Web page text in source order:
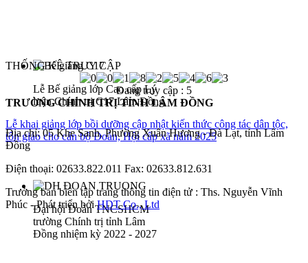
Lễ khai giảng lớp bồi dưỡng cập nhật kiến thức công tác dân tộc,
tôn giáo cho cán bộ Đoàn, Hội cấp xã năm 2025
Lễ Bế giảng lớp Cao cấp Lý
luận Chính trị C17 Lâm Đồng
Đại hội Đoàn TNCSHCM
trường Chính trị tỉnh Lâm
Đồng nhiệm kỳ 2022 - 2027
THỐNG KÊ TRUY CẬP
Đang truy cập : 5
TRƯỜNG CHÍNH TRỊ TỈNH LÂM ĐỒNG
Địa chỉ: 05 Khe Sanh, Phường Xuân Hương - Đà Lạt, tỉnh Lâm
Đồng
Điện thoại: 02633.822.011 Fax: 02633.812.631
Trưởng ban biên tập trang thông tin điện tử : Ths. Nguyễn Vĩnh
Phúc - Phát triển bởiHDT Co., Ltd